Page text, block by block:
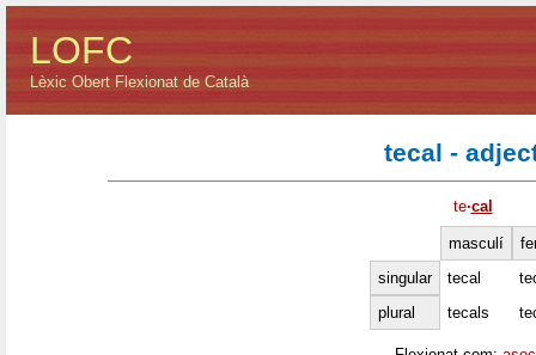
LOFC
Lèxic Obert Flexionat de Català
tecal -
te·cal
masculí
singular
tecal
plural
tecals